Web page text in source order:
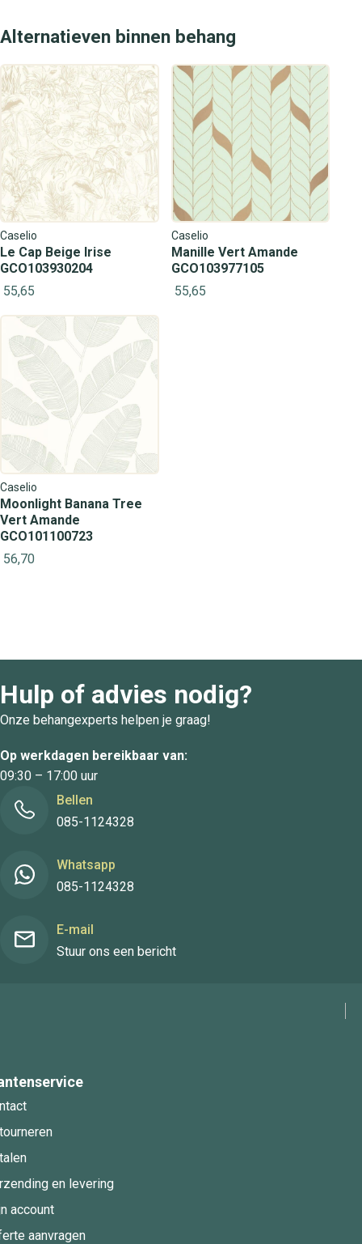
Alternatieven binnen behang
Caselio
Le Cap Beige Irise
GCO103930204
55,65
Caselio
Manille Vert Amande
GCO103977105
55,65
Caselio
Moonlight Banana Tree
Vert Amande
GCO101100723
56,70
Hulp of advies nodig?
Onze behangexperts helpen je graag!
Op werkdagen bereikbaar van:
09:30 – 17:00 uur
Bellen
085-1124328
Whatsapp
085-1124328
E-mail
Stuur ons een bericht
en levering
account
aanvragen